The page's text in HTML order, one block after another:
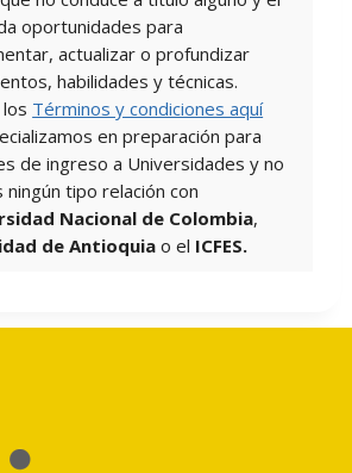
oportunidades para
actualizar o profundizar
habilidades y técnicas.
Términos y condiciones aquí
en preparación para
de ingreso a Universidades y no
tipo relación con
Nacional de Colombia,
de Antioquiao el ICFES.